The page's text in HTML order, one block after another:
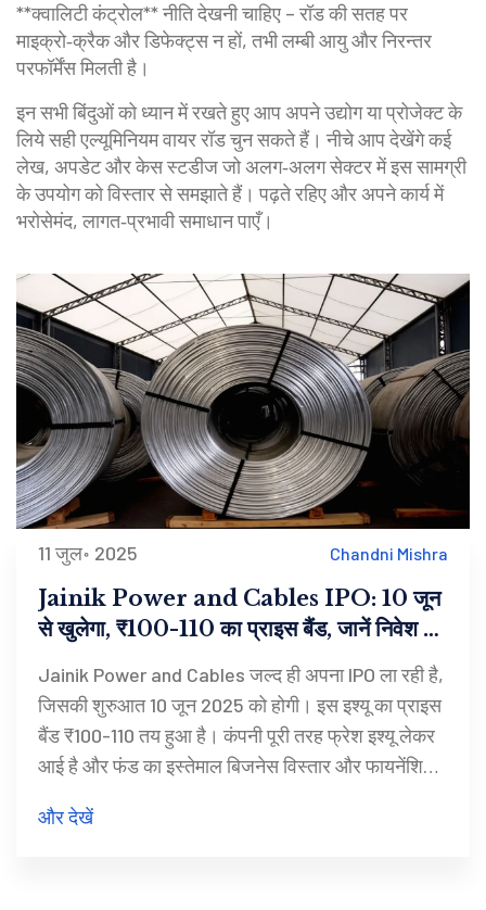
**क्वालिटी कंट्रोल** नीति देखनी चाहिए – रॉड की सतह पर
माइक्रो‑क्रैक और डिफेक्ट्स न हों, तभी लम्बी आयु और निरन्तर
परफॉर्मेंस मिलती है।
इन सभी बिंदुओं को ध्यान में रखते हुए आप अपने उद्योग या प्रोजेक्ट के
लिये सही एल्यूमिनियम वायर रॉड चुन सकते हैं। नीचे आप देखेंगे कई
लेख, अपडेट और केस स्टडीज जो अलग‑अलग सेक्टर में इस सामग्री
के उपयोग को विस्तार से समझाते हैं। पढ़ते रहिए और अपने कार्य में
भरोसेमंद, लागत‑प्रभावी समाधान पाएँ।
11 जुल॰ 2025 Chandni Mishra
Jainik Power and Cables IPO: 10 जून
से खुलेगा, ₹100-110 का प्राइस बैंड, जानें निवेश के
Jainik Power and Cables जल्द ही अपना IPO ला रही है,
जिसकी शुरुआत 10 जून 2025 को होगी। इस इश्यू का प्राइस
बैंड ₹100-110 तय हुआ है। कंपनी पूरी तरह फ्रेश इश्यू लेकर
आई है और फंड का इस्तेमाल बिजनेस विस्तार और फायनेंशियल
और देखें